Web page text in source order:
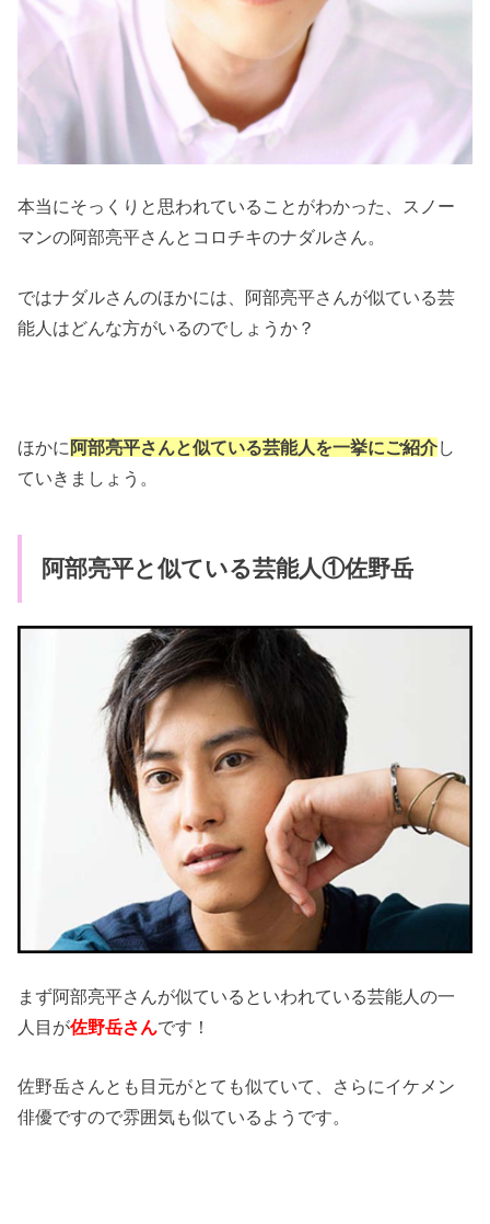
本当にそっくりと思われていることがわかった、スノー
マンの阿部亮平さんとコロチキのナダルさん。
ではナダルさんのほかには、阿部亮平さんが似ている芸
能人はどんな方がいるのでしょうか？
ほかに 阿部亮平さんと似ている芸能人を一挙にご紹介し
ていきましょう。
阿部亮平と似ている芸能人①佐野岳
まず阿部亮平さんが似ているといわれている芸能人の一
人目が佐野岳さんです！
佐野岳さんとも目元がとても似ていて、さらにイケメン
俳優ですので雰囲気も似ているようです。